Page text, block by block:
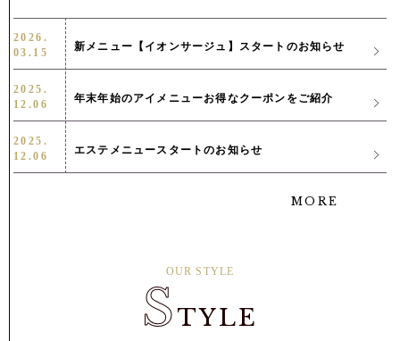
2026.
03.15
新メニュー【イオンサージュ】スタートのお知らせ
2025.
12.06
年末年始のアイメニューお得なクーポンをご紹介
2025.
12.06
エステメニュースタートのお知らせ
MORE
OUR STYLE
STYLE